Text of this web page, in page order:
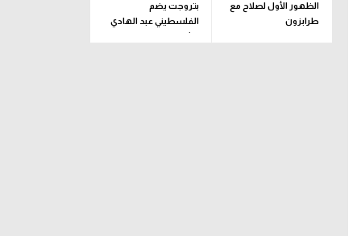
الظهور الأول لصلاح مع
طرابزون
بتروجت يضم
الفلسطيني عبد الهادي
راشد